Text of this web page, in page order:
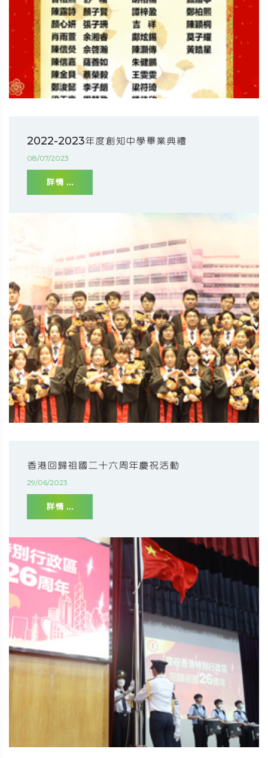
2022-2023年度創知中學畢業典禮
08/07/2023
詳情 ...
香港回歸祖國二十六周年慶祝活動
29/06/2023
詳情 ...